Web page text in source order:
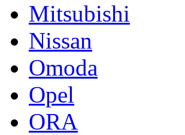
Mitsubishi
Nissan
Omoda
Opel
ORA